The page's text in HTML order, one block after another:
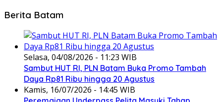
Berita Batam
Selasa, 04/08/2026 - 11:23 WIB
Sambut HUT RI, PLN Batam Buka Promo Tambah
Daya Rp81 Ribu hingga 20 Agustus
Kamis, 16/07/2026 - 14:45 WIB